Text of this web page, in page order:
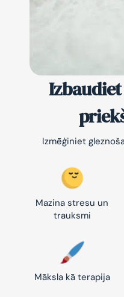
Izmēģiniet
Mazina stresu un
trauksmi
Māksla kā terapija